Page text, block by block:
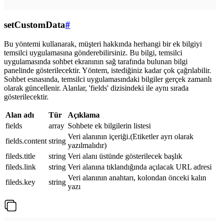
setCustomData#
Bu yöntemi kullanarak, müşteri hakkında herhangi bir ek bilgiyi
temsilci uygulamasına gönderebilirsiniz. Bu bilgi, temsilci
uygulamasında sohbet ekranının sağ tarafında bulunan bilgi
panelinde gösterilecektir. Yöntem, istediğiniz kadar çok çağrılabilir.
Sohbet esnasında, temsilci uygulamasındaki bilgiler gerçek zamanlı
olarak güncellenir. Alanlar, 'fields' dizisindeki ile aynı sırada
gösterilecektir.
Alan adı Tür
Açıklama
fields
array Sohbete ek bilgilerin listesi
fields.content string
Veri alanının içeriği.(Etiketler ayrı olarak
yazılmalıdır)
fileds.title
string Veri alanı üstünde gösterilecek başlık
fileds.link
string Veri alanına tıklandığında açılacak URL adresi
fileds.key
string
Veri alanının anahtarı, kolondan önceki kalın
yazı